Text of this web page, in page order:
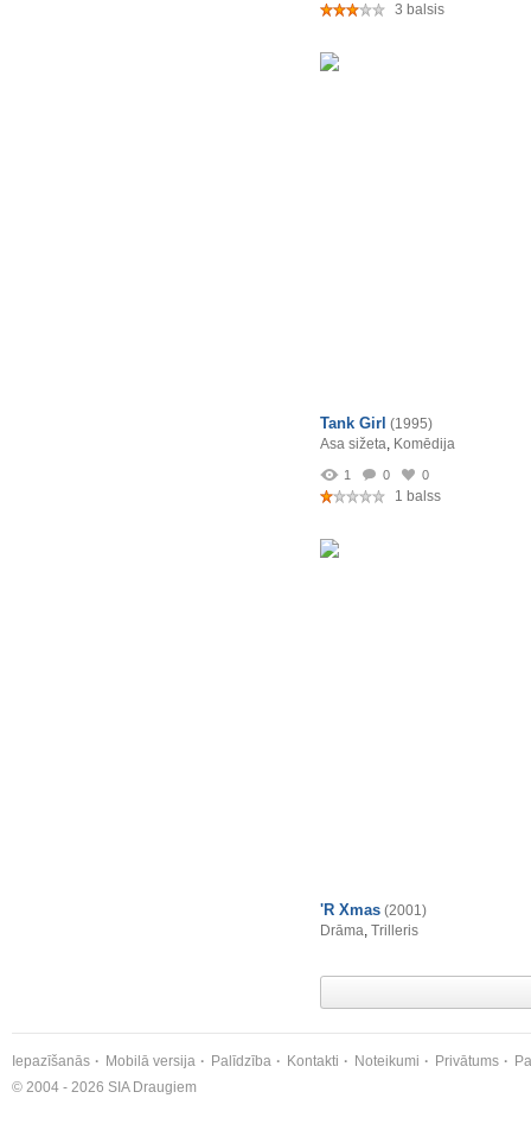
3 balsis
Tank Girl (1995)
Asa sižeta, Komēdija
1 0 0
1 balss
'R Xmas (2001)
Drāma, Trilleris
Iepazīšanās Mobilā versija Palīdzība Kontakti Noteikumi Privātums
© 2004 - 2026 SIA Draugiem